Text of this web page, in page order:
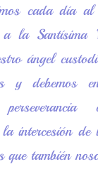
cada día
a la
ángel
y debemos
intercesión
que también